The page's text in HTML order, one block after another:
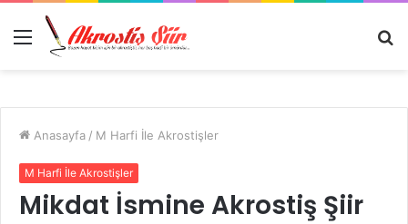
Menü
Anasayfa / M Harfi İle Akrostişler
M Harfi İle Akrostişler
Mikdat İsmine Akrostiş Şiir